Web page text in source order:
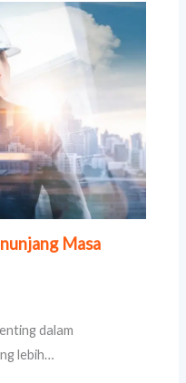
Masa
dalam
lebih…